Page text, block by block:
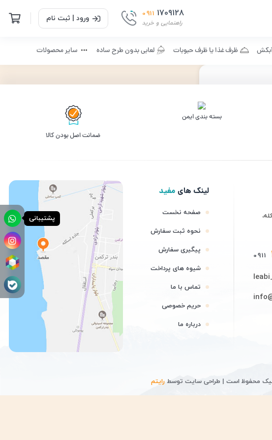
0911 1709128
راهنمایی و خرید ورود | ثبت نام
ظرف غذا یا ظرف حبوبات لعابی بدون طرح ساده سایر محصولات
09
پشتیبانی
بسته بندی ایمن
ﺿﻤﺎﻧﺖ اﺻﻞ ﺑﻮدن ﮐﺎﻟﺎ
0911
لینک های مفید
صفحه نخست
نحوه ثبت سفارش
پیگیری سفارش
شیوه های پرداخت
تماس با ما
حریم خصوصی
درباره ما
محفوظ است | طراحی سایت توسطرایتم